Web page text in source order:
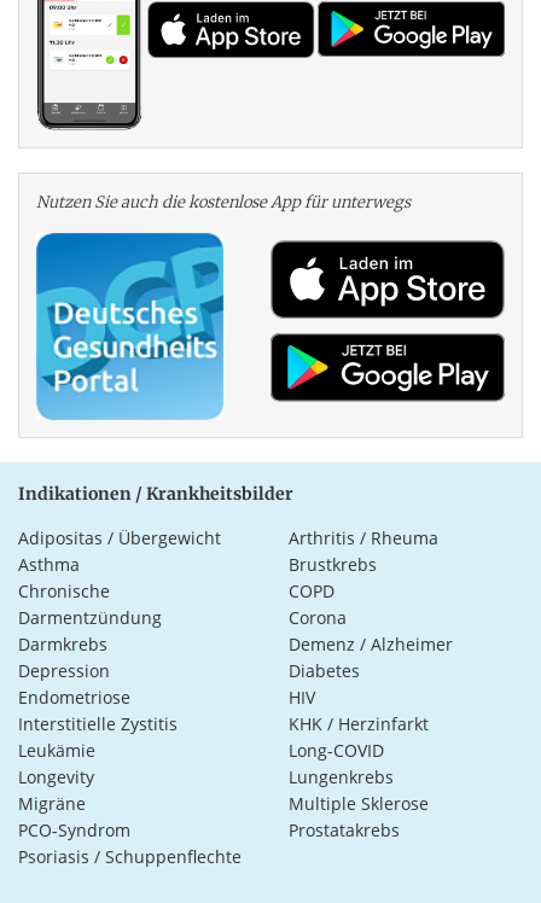
Nutzen Sie auch die kosten­lose App für unterwegs
Indikationen / Krankheitsbilder
Adipositas / Übergewicht
Arthritis / Rheuma
Asthma
Brustkrebs
Chronische
Darmentzündung
COPD
Corona
Darmkrebs
Demenz / Alzheimer
Depression
Diabetes
Endometriose
HIV
Interstitielle Zystitis
KHK / Herzinfarkt
Leukämie
Long-COVID
Longevity
Lungenkrebs
Migräne
Multiple Sklerose
PCO-Syndrom
Prostatakrebs
Psoriasis / Schuppenflechte